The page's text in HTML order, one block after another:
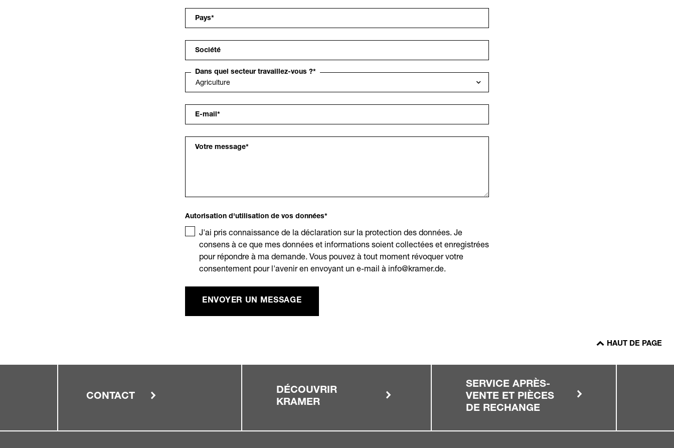
Pays*
Société
Dans quel secteur travaillez-vous ?*
E-mail *
Votre message*
Autorisation d'utilisation de vos données*
J'ai pris connaissance de la déclaration sur la protection des données. Je
consens à ce que mes données et informations soient collectées et enregistrées
pour répondre à ma demande. Vous pouvez à tout moment révoquer votre
consentement pour l'avenir en envoyant un e-mail à info@kramer.de.
ENVOYER UN MESSAGE
HAUT DE PAGE
CONTACT
DÉCOUVRIR
KRAMER
SERVICE APRÈS-
VENTE ET PIÈCES
DE RECHANGE